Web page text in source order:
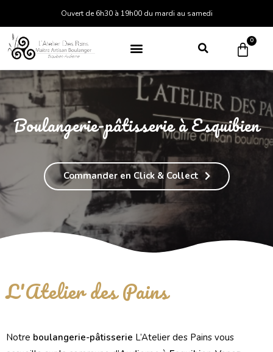
Ouvert de 6h30 à 19h00 du mardi au samedi
0
Boulangerie-pâtisserie à Esquibien
Commander en Click & Collect
L'Atelier des Pains
Notre boulangerie-pâtisserie L’Atelier des Pains vous